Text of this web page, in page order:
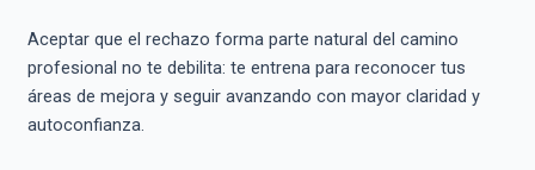
Aceptar que el rechazo forma parte natural del camino
profesional no te debilita: te entrena para reconocer tus
áreas de mejora y seguir avanzando con mayor claridad y
autoconfianza.